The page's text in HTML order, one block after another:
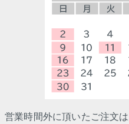
営業時間外に頂いたご注文